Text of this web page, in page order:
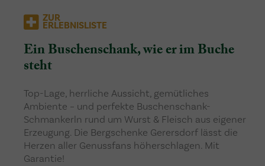
ZUR
ERLEBNISLISTE
Ein Buschenschank, wie er im Buche
steht
Top-Lage, herrliche Aussicht, gemütliches
Ambiente – und perfekte Buschenschank-
Schmankerln rund um Wurst & Fleisch aus eigener
Erzeugung. Die Bergschenke Gerersdorf lässt die
Herzen aller Genussfans höherschlagen. Mit
Garantie!